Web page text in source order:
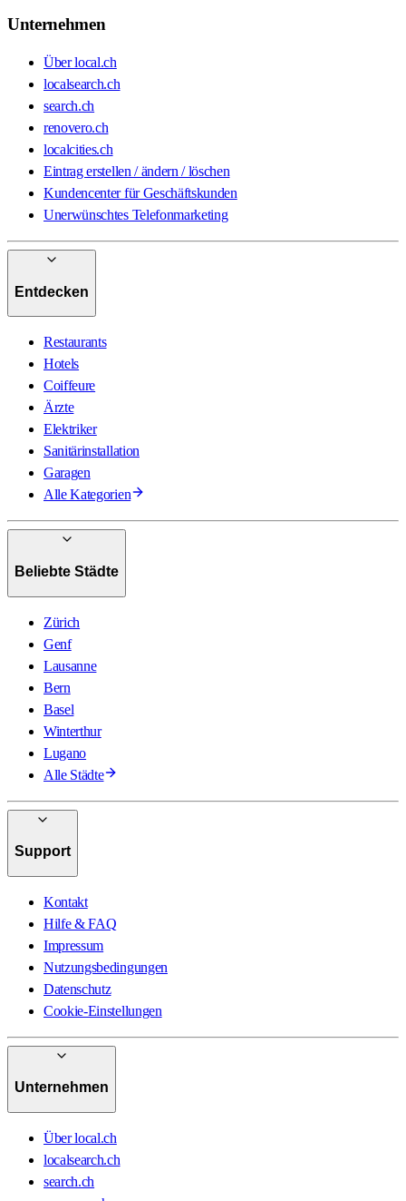
Unternehmen
Über local.ch
localsearch.ch
search.ch
renovero.ch
localcities.ch
Eintrag erstellen / ändern / löschen
Kundencenter für Geschäftskunden
Unerwünschtes Telefonmarketing
Entdecken
Restaurants
Hotels
Coiffeure
Ärzte
Elektriker
Sanitärinstallation
Garagen
Alle Kategorien
Beliebte Städte
Zürich
Genf
Lausanne
Bern
Basel
Winterthur
Lugano
Alle Städte
Support
Kontakt
Hilfe & FAQ
Impressum
Nutzungsbedingungen
Datenschutz
Cookie-Einstellungen
Unternehmen
Über local.ch
localsearch.ch
search.ch